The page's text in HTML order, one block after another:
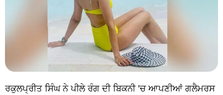
ਰਕੁਲਪ੍ਰੀਤ ਸਿੰਘ ਨੇ ਪੀਲੇ ਰੰਗ ਦੀ ਬਿਕਨੀ 'ਚ ਆਪਣੀਆਂ ਗਲੈਮਰਸ